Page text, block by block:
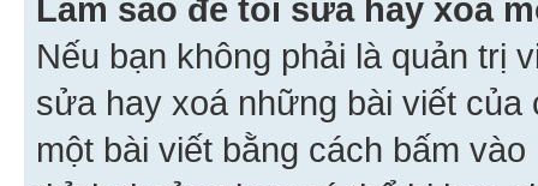
Làm sao để tôi sửa hay xoá
Nếu bạn không phải là quản trị
sửa hay xoá những bài viết
một bài viết bằng cách bấm